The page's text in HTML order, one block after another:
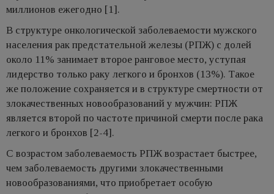
миллионов ежегодно [1].
В структуре онкологической заболеваемости мужского
населения рак предстательной железы (РПЖ) с долей
около 11% занимает второе ранговое место, уступая
лидерство только раку легкого и бронхов (13%). Такое
же положение сохраняется и в структуре смертности от
злокачественных новообразований у мужчин: РПЖ
является второй по частоте причиной смерти после рака
легкого и бронхов [2-4].
С возрастом заболеваемость РПЖ возрастает быстрее,
чем заболеваемость другими злокачественными
новообразованиями, что приобретает особую